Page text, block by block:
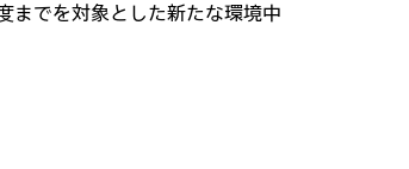
までを対象とした新たな環境中